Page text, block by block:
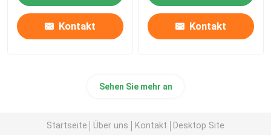
Kontakt Kontakt
Sehen Sie mehr an
Startseite Über uns Kontakt
Desktop Site